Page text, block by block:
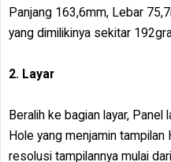
Panjang 163,6mm, Lebar
yang dimilikinya sekitar
2. Layar
Beralih ke bagian layar, Panel
Hole yang menjamin
resolusi tampilannya mulai